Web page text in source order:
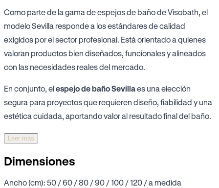
Como parte de la gama de espejos de baño de Visobath, el
modelo Sevilla responde a los estándares de calidad
exigidos por el sector profesional. Está orientado a quienes
valoran productos bien diseñados, funcionales y alineados
con las necesidades reales del mercado.
En conjunto, elespejo de baño Sevillaes una elección
segura para proyectos que requieren diseño, fiabilidad y una
estética cuidada, aportando valor al resultado final del baño.
Leer más
Dimensiones
Ancho (cm): 50 / 60 / 80 / 90 / 100 / 120 / a medida